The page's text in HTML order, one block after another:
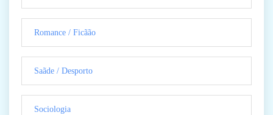
Romance / Ficãão
Saãde / Desporto
Sociologia